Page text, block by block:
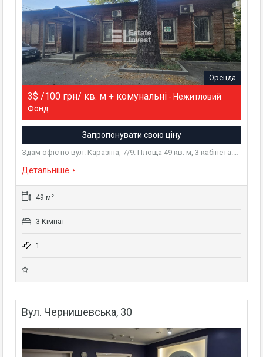
Оренда
3$ /100 грн/ кв. м + комунальні - Нежитловий
Фонд
Запропонувати свою ціну
Здам офіс по вул. Каразіна, 7/9. Площа 49 кв. м, 3 кабінета.…
Детальніше
49 м²
3 Кімнат
1
Вул. Чернишевська, 30